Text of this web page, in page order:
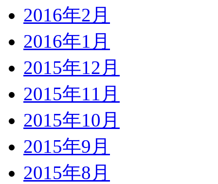
2016年2月
2016年1月
2015年12月
2015年11月
2015年10月
2015年9月
2015年8月